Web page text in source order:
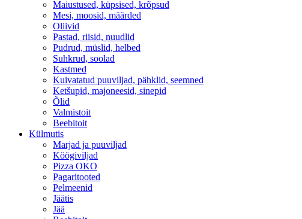
Maiustused, küpsised, krõpsud
Mesi, moosid, määrded
Oliivid
Pastad, riisid, nuudlid
Pudrud, müslid, helbed
Suhkrud, soolad
Kastmed
Kuivatatud puuviljad, pähklid, seemned
Ketšupid, majoneesid, sinepid
Õlid
Valmistoit
Beebitoit
Külmutis
Marjad ja puuviljad
Köögiviljad
Pizza OKO
Pagaritooted
Pelmeenid
Jäätis
Jää